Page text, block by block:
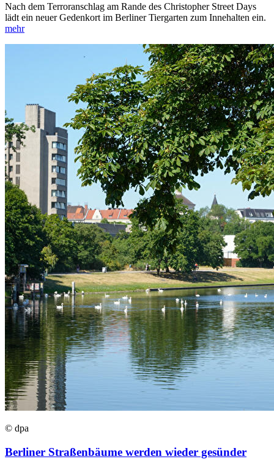
Nach dem Terroranschlag am Rande des Christopher Street Days
lädt ein neuer Gedenkort im Berliner Tiergarten zum Innehalten ein.
mehr
© dpa
Berliner Straßenbäume werden wieder gesünder